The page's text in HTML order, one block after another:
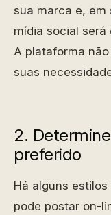
sua marca e, em
mídia social será
A plataforma
suas
2.
preferido
Há alguns
pode postar on-